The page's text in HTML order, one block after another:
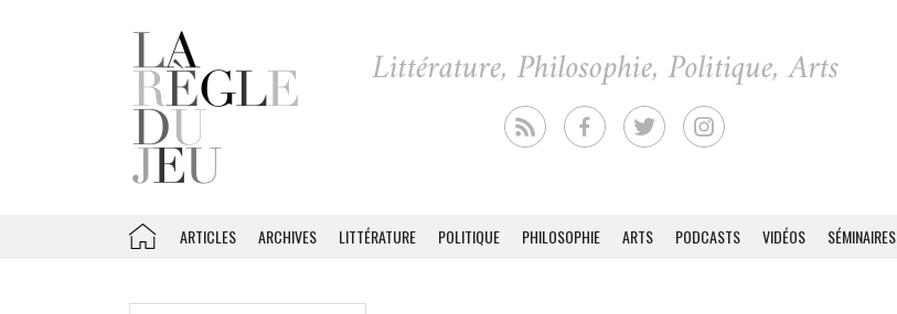
ARTICLES ARCHIVES LITTÉRATURE POLITIQUE PHILOSOPHIE ARTS PODCASTS VIDÉOS SÉMINAIRES